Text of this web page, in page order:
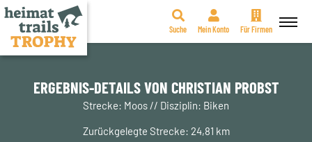
Zum
springen
Suche Mein Konto Für Firmen
ERGEBNIS-DETAILS VON CHRISTIAN PROBST
Strecke: Moos // Disziplin: Biken
Zurückgelegte Strecke: 24,81 km